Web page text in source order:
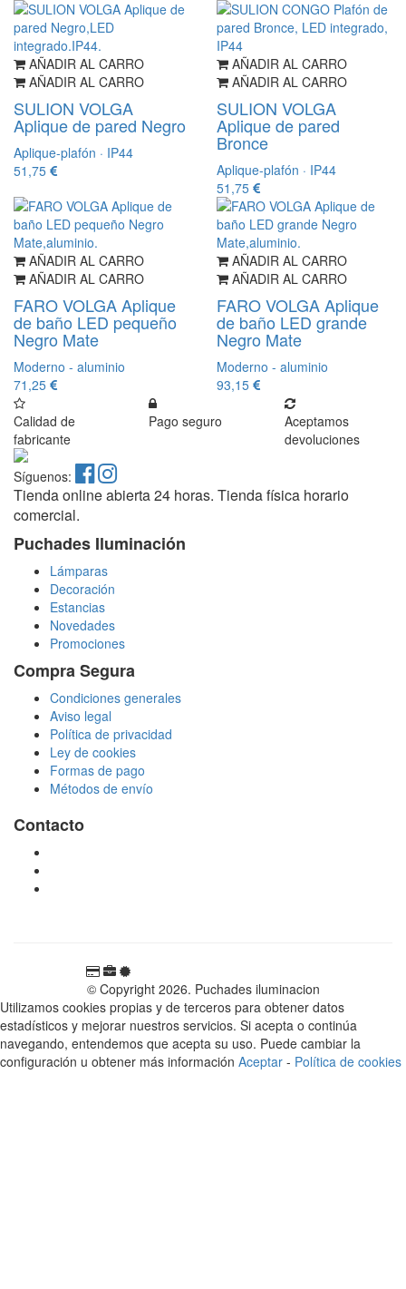
AÑADIR AL CARRO
AÑADIR AL CARRO
SULION VOLGA
Aplique de pared Negro
Aplique-plafón · IP44
51,75
AÑADIR AL CARRO
AÑADIR AL CARRO
SULION VOLGA
Aplique de pared
Bronce
Aplique-plafón · IP44
51,75
AÑADIR AL CARRO
AÑADIR AL CARRO
FARO VOLGA Aplique
de baño LED pequeño
Negro Mate
Moderno - aluminio
71,25
AÑADIR AL CARRO
AÑADIR AL CARRO
FARO VOLGA Aplique
de baño LED grande
Negro Mate
Moderno - aluminio
93,15
Calidad de
fabricante
Pago seguro
Aceptamos
devoluciones
Síguenos:
Tienda online abierta 24 horas. Tienda física horario
comercial.
Puchades Iluminación
Lámparas
Decoración
Estancias
Novedades
Promociones
Compra Segura
Condiciones generales
Aviso legal
Política de privacidad
Ley de cookies
Formas de pago
Métodos de envío
Contacto
© Copyright 2026. Puchades iluminacion
Utilizamos cookies propias y de terceros para obtener datos
estadísticos y mejorar nuestros servicios. Si acepta o continúa
navegando, entendemos que acepta su uso. Puede cambiar la
configuración u obtener más información Aceptar - Política de cookies